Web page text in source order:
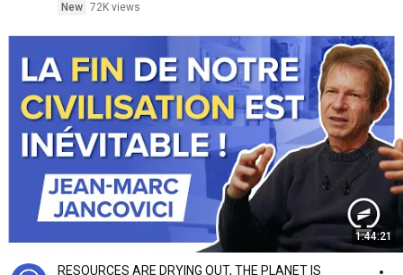
New 72K views
1:44:21
RESOURCES ARE DRYING OUT, THE PLANET IS